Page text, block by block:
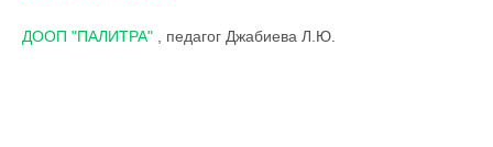
ДООП "ПАЛИТРА" , педагог Джабиева Л.Ю.